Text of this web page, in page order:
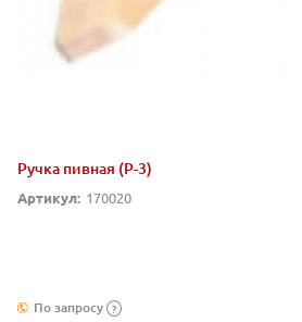
Ручка пивная (Р-3)
Артикул: 170020
По запросу ?